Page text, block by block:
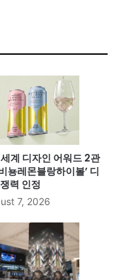
계 디자인 어워드 2관
뇽레몬블랑하이볼’ 디
력 인정
7, 2026